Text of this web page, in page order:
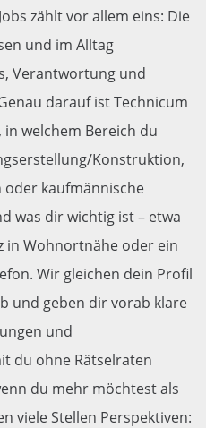
zählt vor allem eins: Die
und im Alltag
Verantwortung und
darauf ist Technicum
welchem Bereich du
Konstruktion,
kaufmännische
was dir wichtig ist – etwa
in Wohnortnähe oder ein
Wir gleichen dein Profil
und geben dir vorab klare
und
du ohne Rätselraten
du mehr möchtest als
viele Stellen Perspektiven: